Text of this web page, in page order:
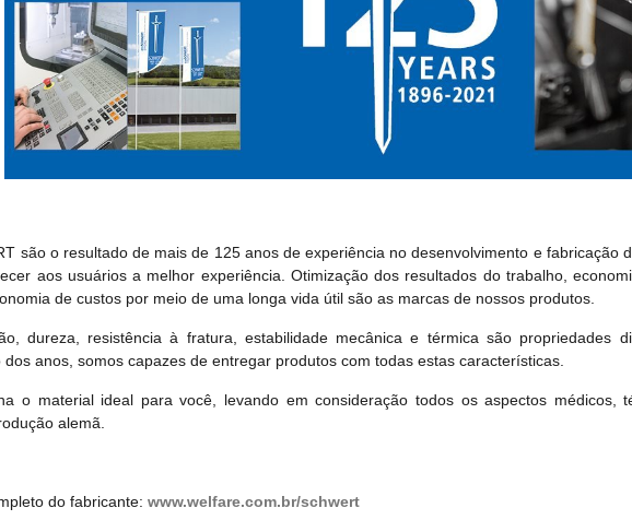
são o resultado de mais de 125 anos de experiência no desenvolvimento e fabricação
aos usuários a melhor experiência. Otimização dos resultados do trabalho,
de custos por meio de uma longa vida útil são as marcas de nossos produtos.
dureza, resistência à fratura, estabilidade mecânica e térmica são propriedades
anos, somos capazes de entregar produtos com todas estas características.
o material ideal para você, levando em consideração todos os aspectos médicos,
alemã.
do fabricante: www.welfare.com.br/schwert